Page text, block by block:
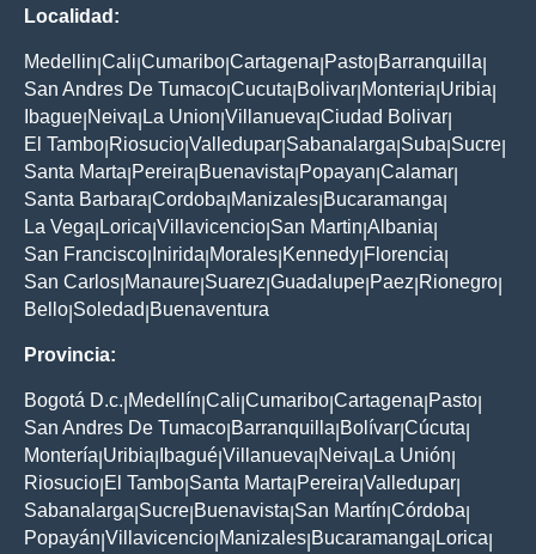
Localidad:
Medellin Cali Cumaribo Cartagena Pasto Barranquilla
San Andres De Tumaco Cucuta Bolivar Monteria Uribia
Ibague Neiva La Union Villanueva Ciudad Bolivar
El Tambo Riosucio Valledupar Sabanalarga Suba Sucre
Santa Marta Pereira Buenavista Popayan Calamar
Santa Barbara Cordoba Manizales Bucaramanga
La Vega Lorica Villavicencio San Martin Albania
San Francisco Inirida Morales Kennedy Florencia
San Carlos Manaure Suarez Guadalupe Paez Rionegro
Bello Soledad Buenaventura
Provincia:
Bogotá D.c. Medellín Cali Cumaribo Cartagena Pasto
San Andres De Tumaco Barranquilla Bolívar Cúcuta
Montería Uribia Ibagué Villanueva Neiva La Unión
Riosucio El Tambo Santa Marta Pereira Valledupar
Sabanalarga Sucre Buenavista San Martín Córdoba
Popayán Villavicencio Manizales Bucaramanga Lorica